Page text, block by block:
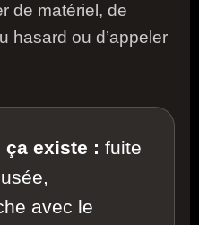
de matériel, de
hasard ou d’appeler
ça existe : fuite
avec le